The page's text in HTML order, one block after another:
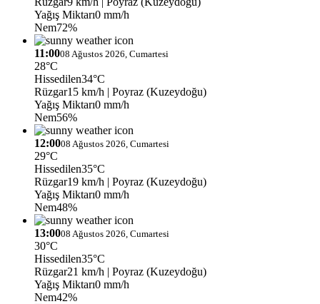
Yağış Miktarı0 mm/h
Nem72%
11:0008 Ağustos 2026, Cumartesi
28°C
Hissedilen34°C
Rüzgar15 km/h | Poyraz (Kuzeydoğu)
Yağış Miktarı0 mm/h
Nem56%
12:0008 Ağustos 2026, Cumartesi
29°C
Hissedilen35°C
Rüzgar19 km/h | Poyraz (Kuzeydoğu)
Yağış Miktarı0 mm/h
Nem48%
13:0008 Ağustos 2026, Cumartesi
30°C
Hissedilen35°C
Rüzgar21 km/h | Poyraz (Kuzeydoğu)
Yağış Miktarı0 mm/h
Nem42%